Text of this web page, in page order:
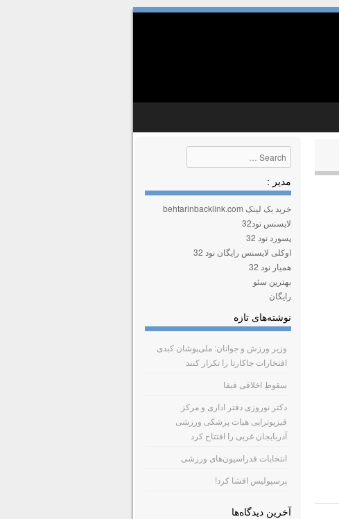
Search
مدیر :
خرید بک لینک behtarinbacklink.com
لایسنس نود32
پسورد نود 32
اوکلی لایسنس رایگان نود 32
همیار نود 32
بهترین سئو
رایگان
نوشته‌های تازه
وزیر ورزش و جوانان: ملی‌پوشان کبدی
افتخارات جاکارتا را تکرار کنند
سقوطِ اخلاقی فیفا
دکتر نوروزی دفتر اداری و مرکز
فیزیوتراپی هیات پزشکی ورزشی
آذربایجان غربی را افتتاح کرد
انتخابات فدراسیون‌های ورزشی
پرسپولیس افشا کرد!
آخرین دیدگاه‌ها